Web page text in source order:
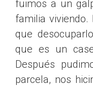
fuimos a un
familia viviendo.
que
que es un
Después
parcela, nos